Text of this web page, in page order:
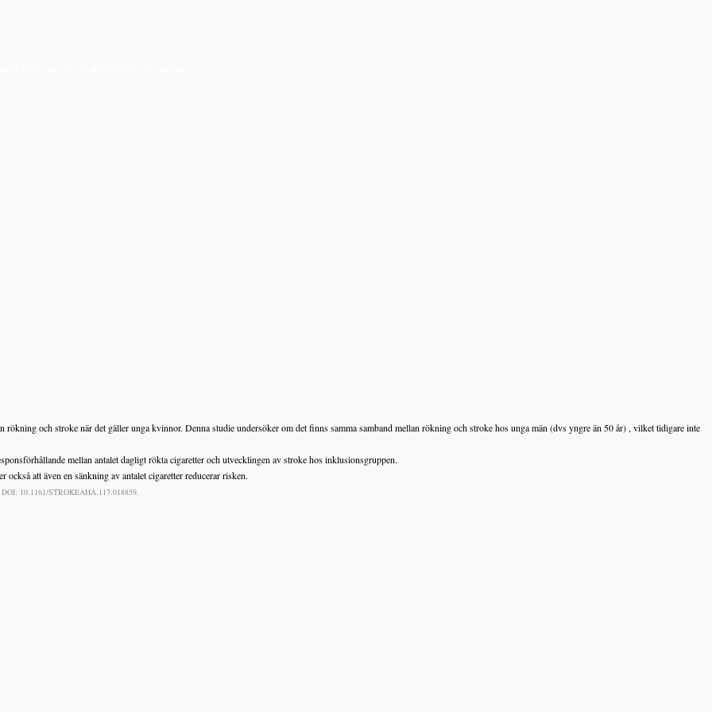
och stroke när det gäller unga kvinnor. Denna studie undersöker om det finns samma samband mellan rökning och stroke hos unga män (dvs yngre än 50 år) , vilket tidigare inte
mellan antalet dagligt rökta cigaretter och utvecklingen av stroke hos inklusionsgruppen.
att även en sänkning av antalet cigaretter reducerar risken.
10.1161/STROKEAHA.117.018859.